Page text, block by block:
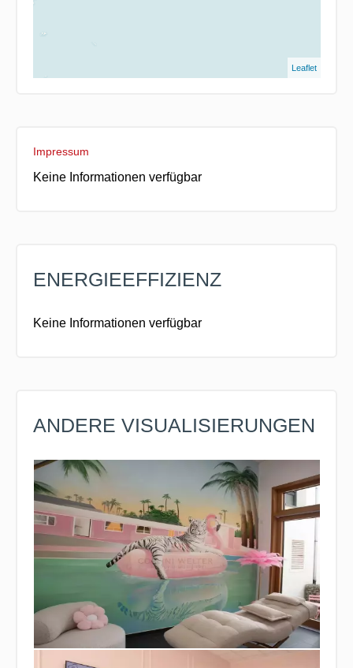
Leaflet
Impressum
Keine Informationen verfügbar
ENERGIEEFFIZIENZ
Keine Informationen verfügbar
ANDERE VISUALISIERUNGEN